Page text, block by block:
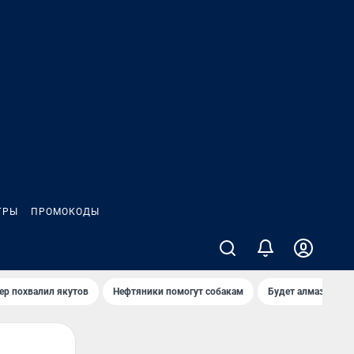
ПРОМОКОДЫ
похвалил якутов Нефтяники помогут собакам Будет алмазный